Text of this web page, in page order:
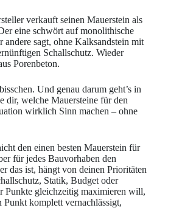
verkauft seinen Mauerstein als
eine schwört auf monolithische
andere sagt, ohne Kalksandstein mit
Schallschutz. Wieder
Porenbeton.
Und genau darum geht’s in
dir, welche Mauersteine für den
wirklich Sinn machen – ohne
den einen besten Mauerstein für
für jedes Bauvorhaben den
das ist, hängt von deinen Prioritäten
Statik, Budget oder
Punkte gleichzeitig maximieren will,
Punkt komplett vernachlässigt,